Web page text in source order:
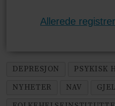
Allerede
DEPRESJON PSYKISK
NYHETER
NAV